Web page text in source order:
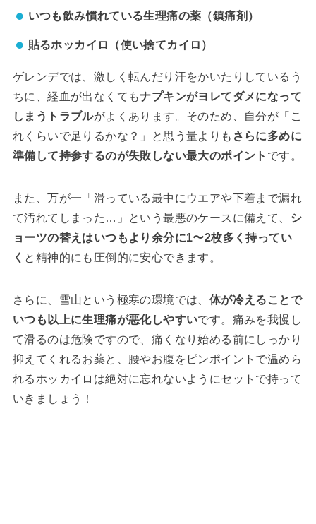
いつも飲み慣れている生理痛の薬（鎮痛剤）
貼るホッカイロ（使い捨てカイロ）
ゲレンデでは、激しく転んだり汗をかいたりしているう
ちに、経血が出なくてもナプキンがヨレてダメになって
しまうトラブルがよくあります。そのため、自分が「こ
れくらいで足りるかな？」と思う量よりも さらに多めに
準備して持参するのが失敗しない最大のポイント です。
また、万が一「滑っている最中にウエアや下着まで漏れ
て汚れてしまった…」という最悪のケースに備えて、 シ
ョーツの替えはいつもより余分に1〜2枚多く持ってい
く と精神的にも圧倒的に安心できます。
さらに、雪山という極寒の環境では、 体が冷えることで
いつも以上に生理痛が悪化しやすいです。痛みを我慢し
て滑るのは危険ですので、痛くなり始める前にしっかり
抑えてくれるお薬と、腰やお腹をピンポイントで温めら
れるホッカイロは絶対に忘れないようにセットで持って
いきましょう！